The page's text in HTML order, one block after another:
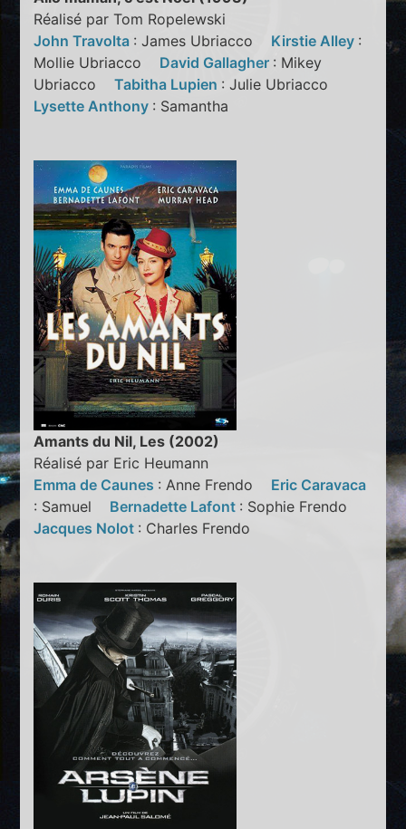
Réalisé par Tom Ropelewski
John Travolta : James Ubriacco Kirstie Alley :
Mollie Ubriacco David Gallagher : Mikey
UbriaccoTabitha Lupien : Julie Ubriacco
Lysette Anthony : Samantha
Amants du Nil, Les (2002)
Réalisé par Eric Heumann
Emma de Caunes : Anne Frendo Eric Caravaca
: Samuel Bernadette Lafont : Sophie Frendo
Jacques Nolot : Charles Frendo